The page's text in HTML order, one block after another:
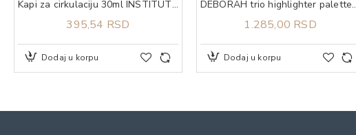
Kapi za cirkulaciju 30ml INSTITUT JP
395,54 RSD
Dodaj u korpu
DEBORAH trio
1.285,00 RSD
Dodaj u korpu